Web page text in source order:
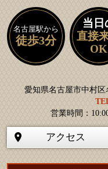
名古屋駅から
徒歩3分
当日
直接
OK
愛知県名古屋市中村
営業時間：
アクセス